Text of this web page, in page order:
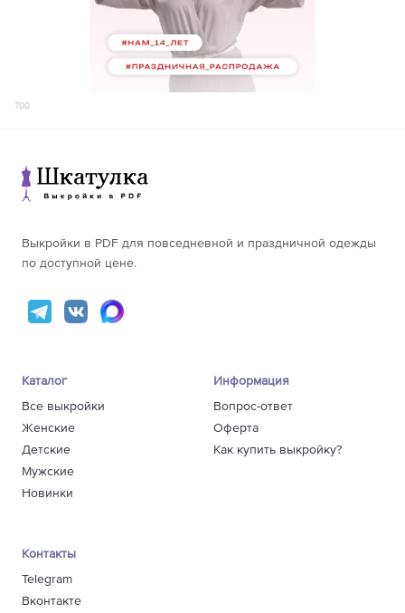
700
Выкройки в PDF для повседневной и праздничной одежды
по доступной цене.
Каталог
Все выкройки
Женские
Детские
Мужские
Новинки
Информация
Вопрос-ответ
Оферта
Как купить выкройку?
Контакты
Telegram
Вконтакте